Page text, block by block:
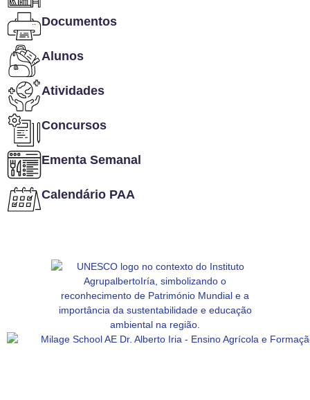
Documentos
Alunos
Atividades
Concursos
Ementa Semanal
Calendário PAA